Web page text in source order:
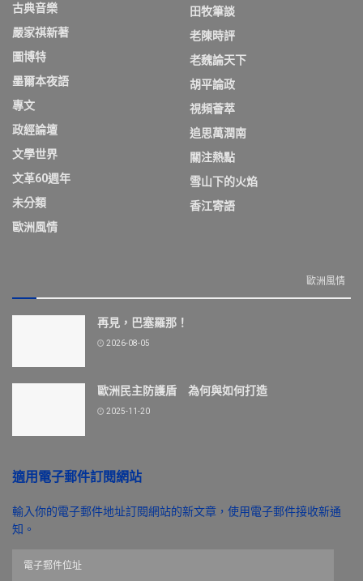
古典音樂
嚴家祺新著
圖博特
墨爾本夜語
專文
政經論壇
文學世界
文革60週年
未分類
歐洲風情
田牧筆談
老陳時評
老魏論天下
胡平論政
視頻薈萃
追思萬潤南
關注熱點
雪山下的火焰
香江寄語
歐洲風情
再見，巴塞羅那！
2026-08-05
歐洲民主防護盾 為何與如何打造
2025-11-20
適用電子郵件訂閱網站
輸入你的電子郵件地址訂閱網站的新文章，使用電子郵件接收新通
知。